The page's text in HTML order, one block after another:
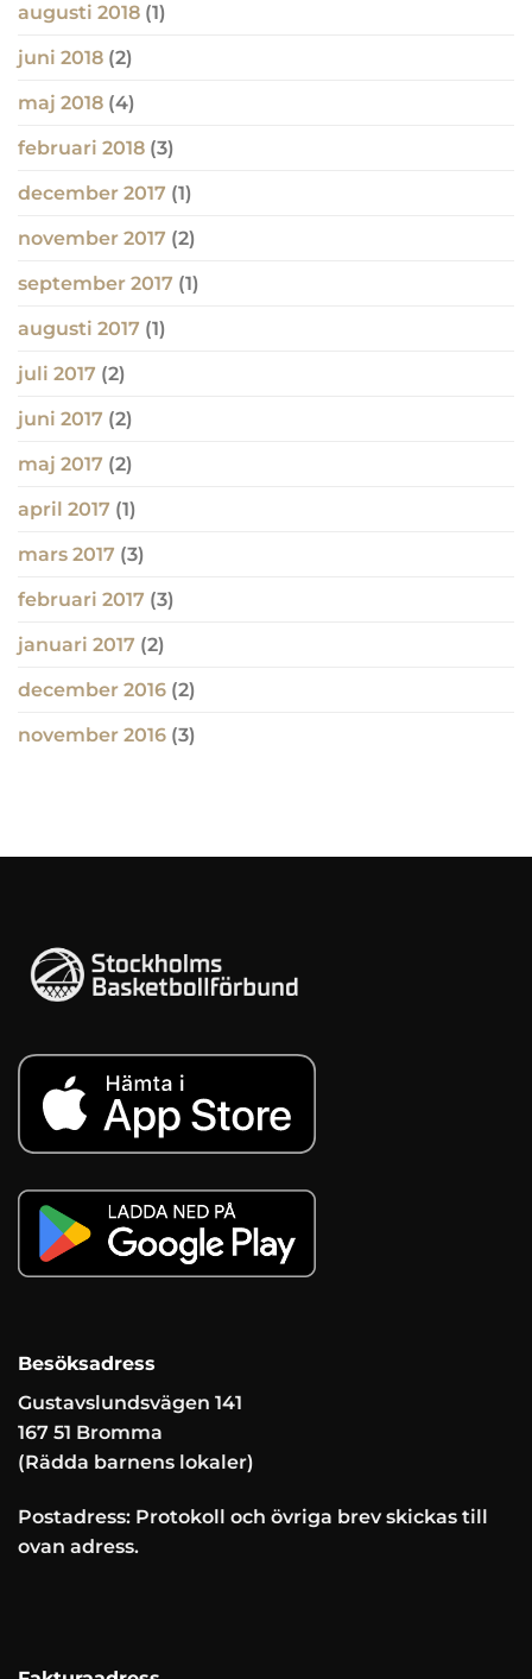
augusti 2018 (1)
juni 2018 (2)
maj 2018 (4)
februari 2018 (3)
december 2017 (1)
november 2017 (2)
september 2017 (1)
augusti 2017 (1)
juli 2017 (2)
juni 2017 (2)
maj 2017 (2)
april 2017 (1)
mars 2017 (3)
februari 2017 (3)
januari 2017 (2)
december 2016 (2)
november 2016 (3)
Besöksadress
Gustavslundsvägen 141
167 51 Bromma
(Rädda barnens lokaler)
Postadress: Protokoll och övriga brev skickas till
ovan adress.